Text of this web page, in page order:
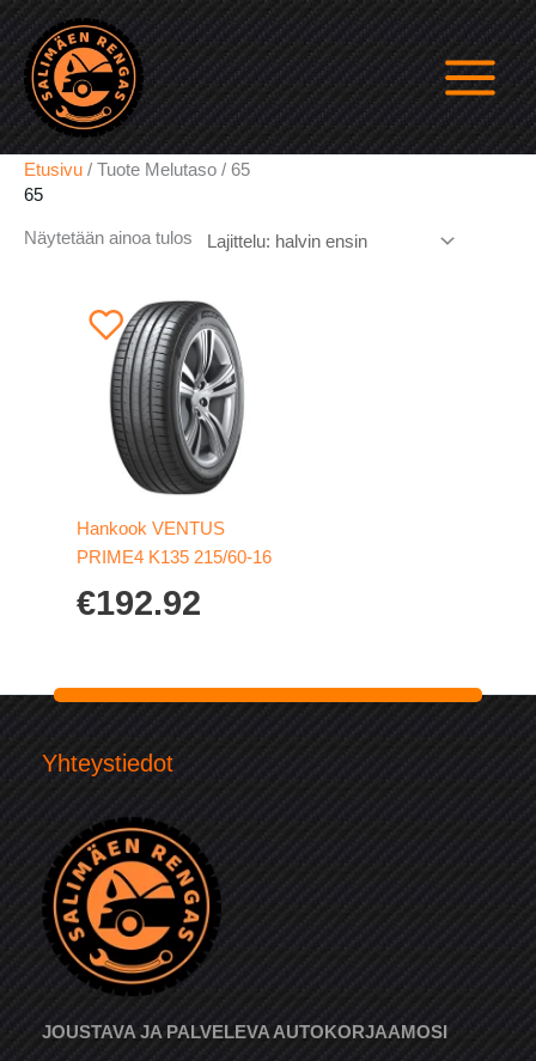
Siirry
sisältöön
Etusivu / Tuote Melutaso / 65
65
Näytetään ainoa tulos
Hankook VENTUS
PRIME4 K135 215/60-16
€192.92
Yhteystiedot
JOUSTAVA JA PALVELEVA AUTOKORJAAMOSI